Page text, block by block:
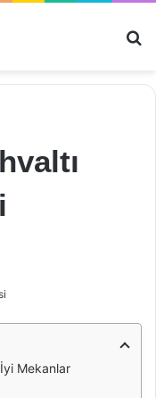
Mekanlar